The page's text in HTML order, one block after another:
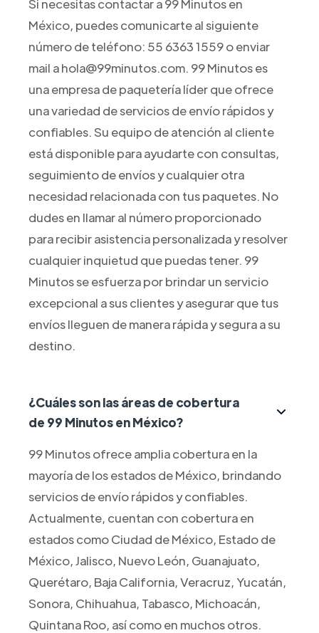
Si necesitas contactar a 99 Minutos en
México, puedes comunicarte al siguiente
número de teléfono: 55 6363 1559 o enviar
mail a hola@99minutos.com. 99 Minutos es
una empresa de paquetería líder que ofrece
una variedad de servicios de envío rápidos y
confiables. Su equipo de atención al cliente
está disponible para ayudarte con consultas,
seguimiento de envíos y cualquier otra
necesidad relacionada con tus paquetes. No
dudes en llamar al número proporcionado
para recibir asistencia personalizada y resolver
cualquier inquietud que puedas tener. 99
Minutos se esfuerza por brindar un servicio
excepcional a sus clientes y asegurar que tus
envíos lleguen de manera rápida y segura a su
destino.
¿Cuáles son las áreas de cobertura
de 99 Minutos en México?
99 Minutos ofrece amplia cobertura en la
mayoría de los estados de México, brindando
servicios de envío rápidos y confiables.
Actualmente, cuentan con cobertura en
estados como Ciudad de México, Estado de
México, Jalisco, Nuevo León, Guanajuato,
Querétaro, Baja California, Veracruz, Yucatán,
Sonora, Chihuahua, Tabasco, Michoacán,
Quintana Roo, así como en muchos otros.